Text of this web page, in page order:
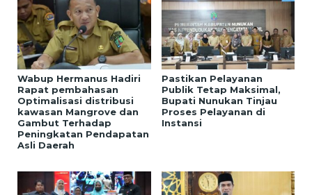
Wabup Hermanus Hadiri
Rapat pembahasan
Optimalisasi distribusi
kawasan Mangrove dan
Gambut Terhadap
Peningkatan Pendapatan
Asli Daerah
Pastikan Pelayanan
Publik Tetap Maksimal,
Bupati Nunukan Tinjau
Proses Pelayanan di
Instansi